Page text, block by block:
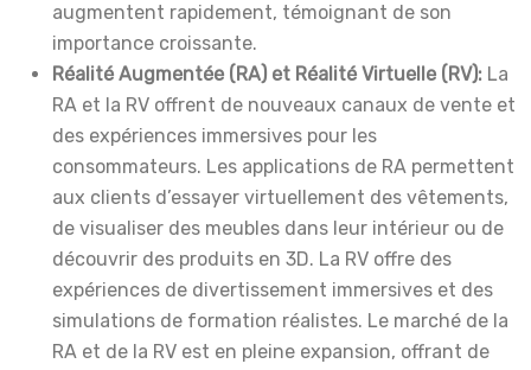
augmentent rapidement, témoignant de son
importance croissante.
Réalité Augmentée (RA) et Réalité Virtuelle (RV): La
RA et la RV offrent de nouveaux canaux de vente et
des expériences immersives pour les
consommateurs. Les applications de RA permettent
aux clients d’essayer virtuellement des vêtements,
de visualiser des meubles dans leur intérieur ou de
découvrir des produits en 3D. La RV offre des
expériences de divertissement immersives et des
simulations de formation réalistes. Le marché de la
RA et de la RV est en pleine expansion, offrant de